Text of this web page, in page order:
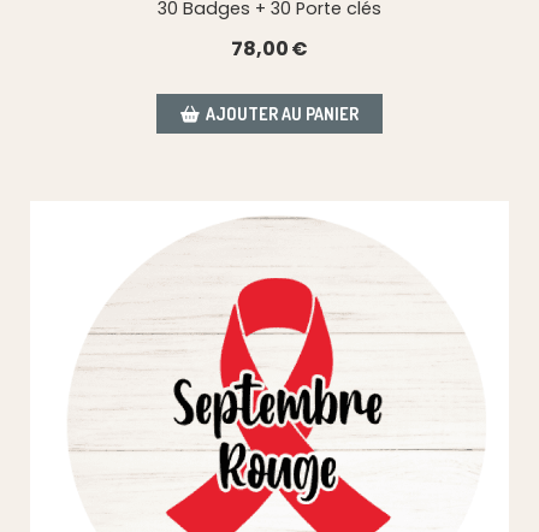
30 Badges + 30 Porte clés
78,00€
AJOUTER AU PANIER